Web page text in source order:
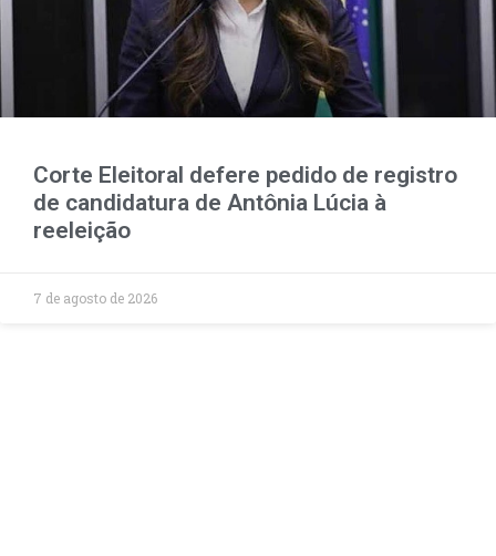
Corte Eleitoral defere pedido de registro
de candidatura de Antônia Lúcia à
reeleição
7 de agosto de 2026